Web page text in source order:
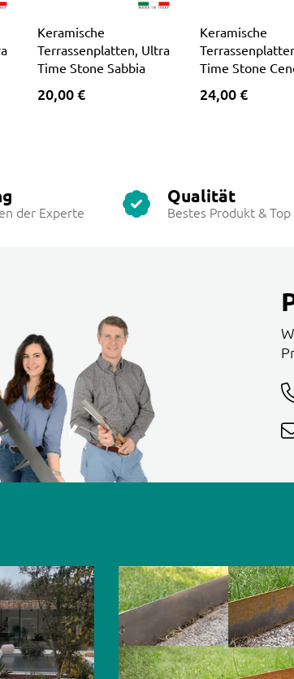
Keramische
Terrassenplatten, Ultra
Time Stone Sabbia
20,00 €
Keramische
Time Stone
24,00 €
der Experte
Qualität
Bestes Produkt & Top